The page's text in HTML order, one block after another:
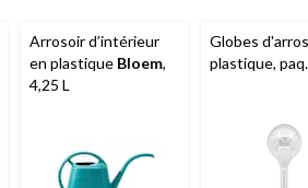
Arrosoir d’intérieur
en plastique Bloem,
4,25 L
Globes
plastique,